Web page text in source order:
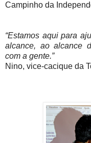
Campinho da
“Estamos aqui para
alcance, ao alcance
com a gente.”
Nino, vice-cacique da